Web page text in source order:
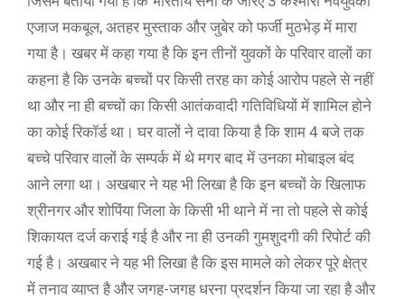
एजाज मकबूल, अतहर मुस्ताक और जुबेर को फर्जी मुठभेड़ में मारा
गया है। खबर में कहा गया है कि इन तीनों युवकों के परिवार वालों का
कहना है कि उनके बच्चों पर किसी तरह का कोई आरोप पहले से नहीं
था और ना ही बच्चों का किसी आतंकवादी गतिविधियों में शामिल होने
का कोई रिकॉर्ड था। घर वालों ने दावा किया है कि शाम 4 बजे तक
बच्चे परिवार वालों के सम्पर्क में थे मगर बाद में उनका मोबाइल बंद
आने लगा था। अखबार ने यह भी लिखा है कि इन बच्चों के खिलाफ
श्रीनगर और शोपिंया जिला के किसी भी थाने में ना तो पहले से कोई
शिकायत दर्ज कराई गई है और ना ही उनकी गुमशुदगी की रिपोर्ट की
गई है। अखबार ने यह भी लिखा है कि इस मामले को लेकर पूरे क्षेत्र
में तनाव व्याप्त है और जगह-जगह धरना प्रदर्शन किया जा रहा है और